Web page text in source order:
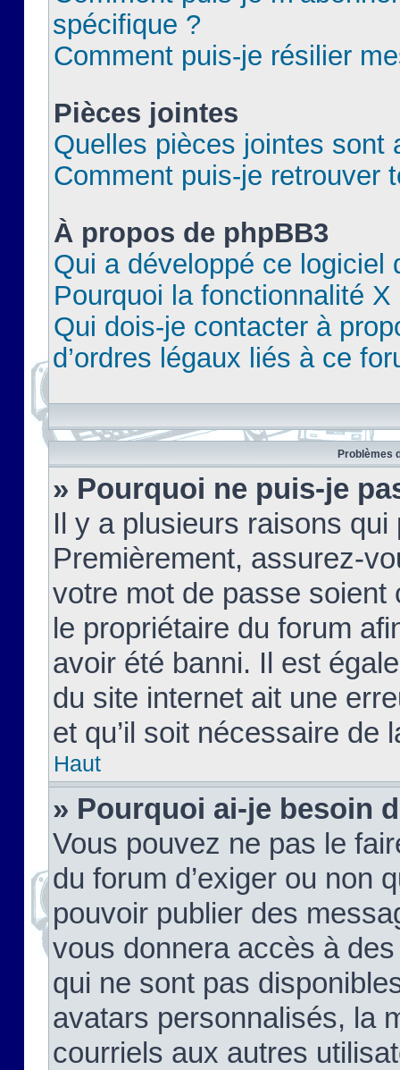
spécifique ?
Comment puis-je résilier
Pièces jointes
Quelles pièces jointes sont
Comment puis-je retrouver
À propos de phpBB3
Qui a développé ce logiciel
Pourquoi la fonctionnalité X
Qui dois-je contacter à
d’ordres légaux liés à ce
Problèmes
» Pourquoi ne puis-je
Il y a plusieurs raisons
Premièrement, assurez-
votre mot de passe soient
le propriétaire du forum
avoir été banni. Il est
du site internet ait une
et qu’il soit nécessaire de
Haut
» Pourquoi ai-je besoin
Vous pouvez ne pas le
du forum d’exiger ou non
pouvoir publier des
vous donnera accès à
qui ne sont pas
avatars personnalisés, la
courriels aux autres